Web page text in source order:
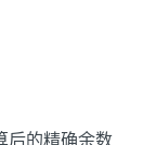
后的精确余数